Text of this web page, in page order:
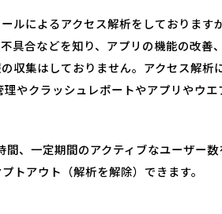
ルによるアクセス解析をしておりま
具合などを知り、アプリの機能の改
の収集はしておりません。アクセス
クラッシュレポートやアプリやウエ
一定期間のアクティブなユーザー
トアウト（解析を解除）できます。